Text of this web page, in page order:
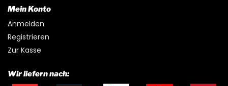
Mein Konto
Anmelden
Registrieren
Zur Kasse
Wir liefern nach: